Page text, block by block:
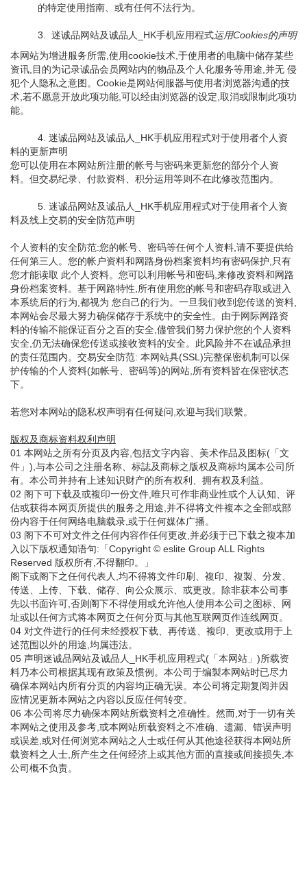
的特定使用指南、或有任何不法行为。
3. 迷诚品网站及诚品人_HK手机应用程式运用Cookies的声明
本网站为增进服务所需,使用cookie技术,于使用者的电脑中储存某些
资讯,目的为记录诚品会员网站内的物品及个人化服务等用途,并无 侵
犯个人隐私之意图。Cookie是网站伺服器与使用者浏览器沟通的技
术,若不愿意开放此项功能,可以经由浏览器的设定,取消或限制此项功
能。
4. 迷诚品网站及诚品人_HK手机应用程式对于使用者个人资
料的更新声明
您可以使用在本网站所注册的帐号与密码来更新您的部分个人资
料。但交易纪录、付款资料、积分运用等则不在此修改范围内。
5. 迷诚品网站及诚品人_HK手机应用程式对于使用者个人资
料及线上交易的安全防范声明
个人资料的安全防范:您的帐号、密码等任何个人资料,请不要提供给
任何第三人。您的帐户资料和网路身份档案资料均有密码保护,只有
您才能读取 此个人资料。您可以利用帐号和密码,来修改资料和网路
身份档案资料。基于网路特性,所有使用您的帐号和密码存取或进入
本系统后的行为,都视为 您自己的行为。一旦我们收到您传送的资料,
本网站会尽最大努力确保储存于系统中的安全性。由于网际网路资
料的传输不能保证百分之百的安全,儘管我们努力保护您的个人资料
安全,仍无法确保您传送或接收资料的安全。此风险并不在诚品承担
的责任范围内。交易安全防范: 本网站具(SSL)完整保密机制可以保
护传输的个人资料(如帐号、密码等)的网站,所有资料皆在保密状态
下。
若您对本网站的隐私权声明有任何疑问,欢迎与我们联繫。
版权及商标资料权利声明
01 本网站之所有分页及内容,包括文字内容、美术作品及图标(「文
件」),与本公司之注册名称、标誌及商标之版权及商标均属本公司所
有。本公司并持有上述知识财产的所有权利、拥有权及利益。
02 阁下可下载及或複印一份文件,唯只可作非商业性或个人认知、评
估或获得本网页所提供的服务之用途,并不得将文件複本之全部或部
份内容于任何网络电脑载录,或于任何媒体广播。
03 阁下不可对文件之任何内容作任何更改,并必须于已下载之複本加
入以下版权通知语句:「Copyright © eslite Group ALL Rights
Reserved 版权所有,不得翻印。」
阁下或阁下之任何代表人,均不得将文件印刷、複印、複製、分发、
传送、上传、下载、储存、向公众展示、或更改。除非获本公司事
先以书面许可,否则阁下不得使用或允许他人使用本公司之图标、网
址或以任何方式将本网页之任何分页与其他互联网页作连线网页。
04 对文件进行的任何未经授权下载、再传送、複印、更改或用于上
述范围以外的用途,均属违法。
05 声明迷诚品网站及诚品人_HK手机应用程式(「本网站」)所载资
料乃本公司根据其现有政策及惯例。本公司于编製本网站时已尽力
确保本网站内所有分页的内容均正确无误。本公司将定期复阅并因
应情况更新本网站之内容以反应任何转变。
06 本公司将尽力确保本网站所载资料之准确性。然而,对于一切有关
本网站之使用及参考,或本网站所载资料之不准确、遗漏、错误声明
或误差,或对任何浏览本网站之人士或任何从其他途径获得本网站所
载资料之人士,所产生之任何经济上或其他方面的直接或间接损失,本
公司概不负责。